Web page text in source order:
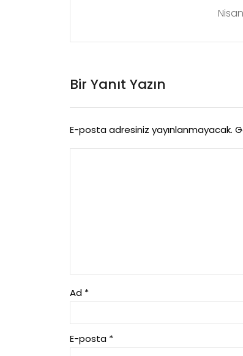
Bir Yanıt Yazın
E-posta adresiniz yayınlanmayacak.
Ad *
E-posta *